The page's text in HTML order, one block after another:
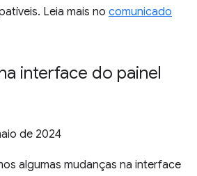
Leia mais no comunicado
interface do painel
de 2024
algumas mudanças na interface